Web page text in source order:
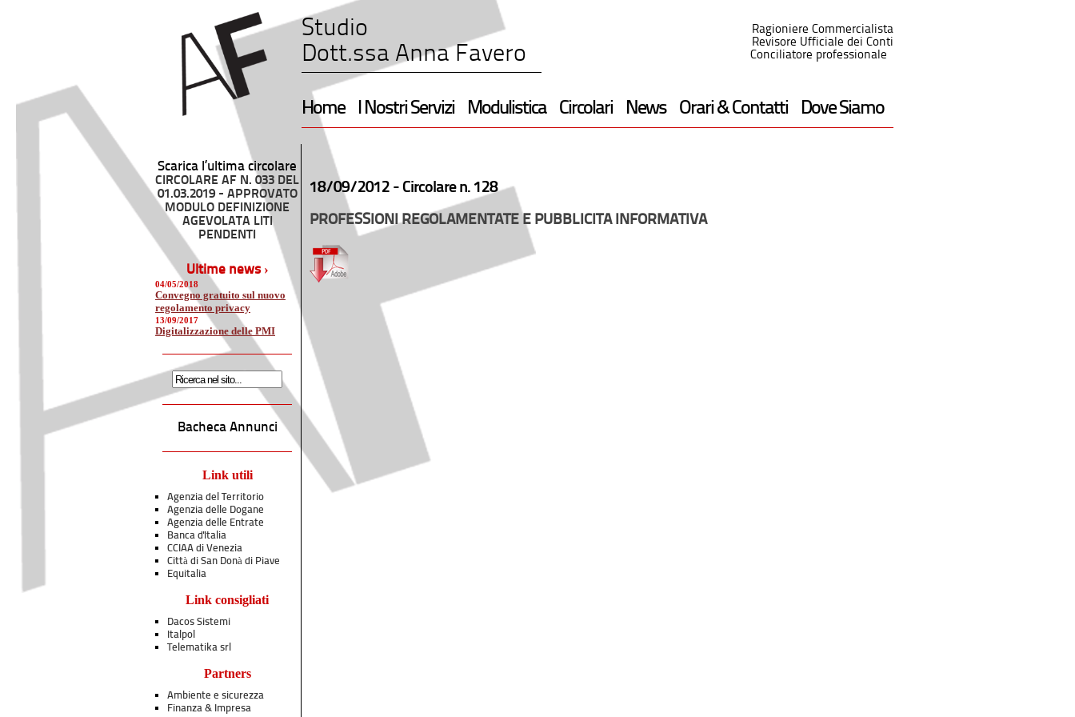
Studio
Dott.ssa Anna Favero
Ragioniere Commercialista
Revisore Ufficiale dei Conti
Conciliatore professionale
Home I Nostri Servizi Modulistica Circolari News Orari & Contatti Dove Siamo
Scarica l’ultima circolare
CIRCOLARE AF N. 033 DEL
01.03.2019 - APPROVATO
MODULO DEFINIZIONE
AGEVOLATA LITI
PENDENTI
Ultime news ›
04/05/2018
Convegno gratuito sul nuovo
regolamento privacy
13/09/2017
Digitalizzazione delle PMI
Bacheca Annunci
Link utili
Agenzia del Territorio
Agenzia delle Dogane
Agenzia delle Entrate
Banca d'Italia
CCIAA di Venezia
Città di San Donà di Piave
Equitalia
Link consigliati
Dacos Sistemi
Italpol
Telematika srl
Partners
Ambiente e sicurezza
Finanza & Impresa
18/09/2012 - Circolare n. 128
PROFESSIONI REGOLAMENTATE E PUBBLICITA INFORMATIVA